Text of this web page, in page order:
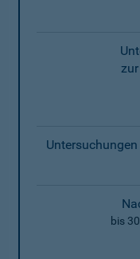
bis